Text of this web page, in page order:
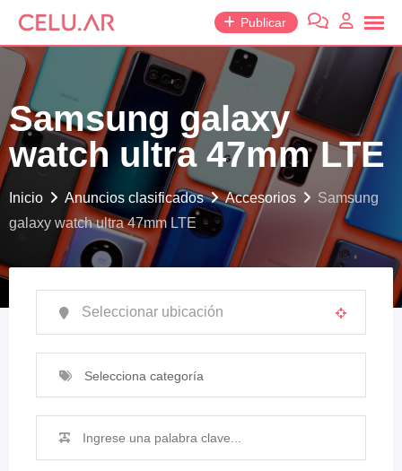
saltar
contenido
Publicar
Samsung galaxy
watch ultra 47mm LTE
Inicio Anuncios clasificados Accesorios
Samsung
galaxy watch ultra 47mm LTE
Selecciona categoría